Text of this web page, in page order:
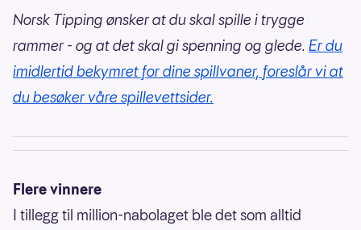
Norsk Tipping ønsker at du skal spille i trygge
rammer - og at det skal gi spenning og glede. Er du
imidlertid bekymret for dine spillvaner, foreslår vi at
du besøker våre spillevettsider.
Flere vinnere
I tillegg til million-nabolaget ble det som alltid